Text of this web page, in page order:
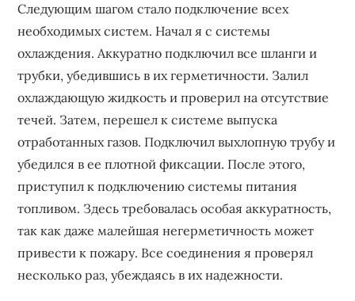
Следующим шагом стало подключение всех
необходимых систем. Начал я с системы
охлаждения. Аккуратно подключил все шланги и
трубки, убедившись в их герметичности. Залил
охлаждающую жидкость и проверил на отсутствие
течей. Затем, перешел к системе выпуска
отработанных газов. Подключил выхлопную трубу и
убедился в ее плотной фиксации. После этого,
приступил к подключению системы питания
топливом. Здесь требовалась особая аккуратность,
так как даже малейшая негерметичность может
привести к пожару. Все соединения я проверял
несколько раз, убеждаясь в их надежности.